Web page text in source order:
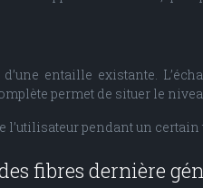
entaille existante.
permet de situer le
pendant un certain
fibres dernière